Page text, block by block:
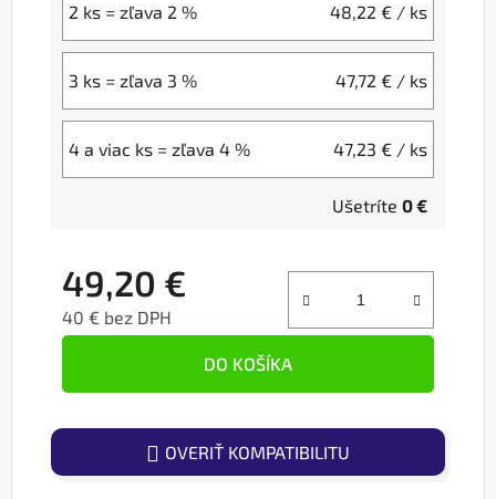
2 ks = zľava 2 % 48,22 € / ks
3 ks = zľava 3 % 47,72 € / ks
4 a viac ks = zľava 4 % 47,23 € / ks
Ušetríte 0 €
49,20 €
40 € bez DPH
DO KOŠÍKA
OVERIŤ KOMPATIBILITU